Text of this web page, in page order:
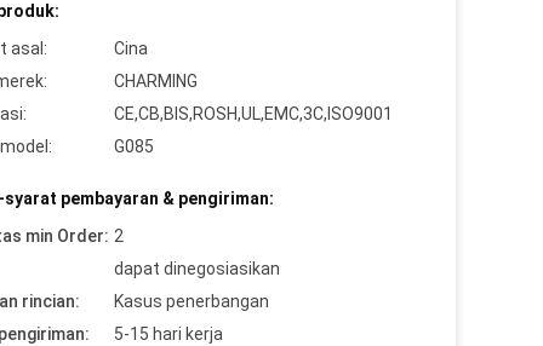
asal:
Cina
CHARMING
CE,CB,BIS,ROSH,UL,EMC,3C,ISO9001
G085
pembayaran & pengiriman:
min Order: 2
dapat dinegosiasikan
rincian:
Kasus penerbangan
5-15 hari kerja